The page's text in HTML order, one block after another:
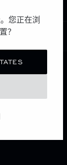
您正在浏
？